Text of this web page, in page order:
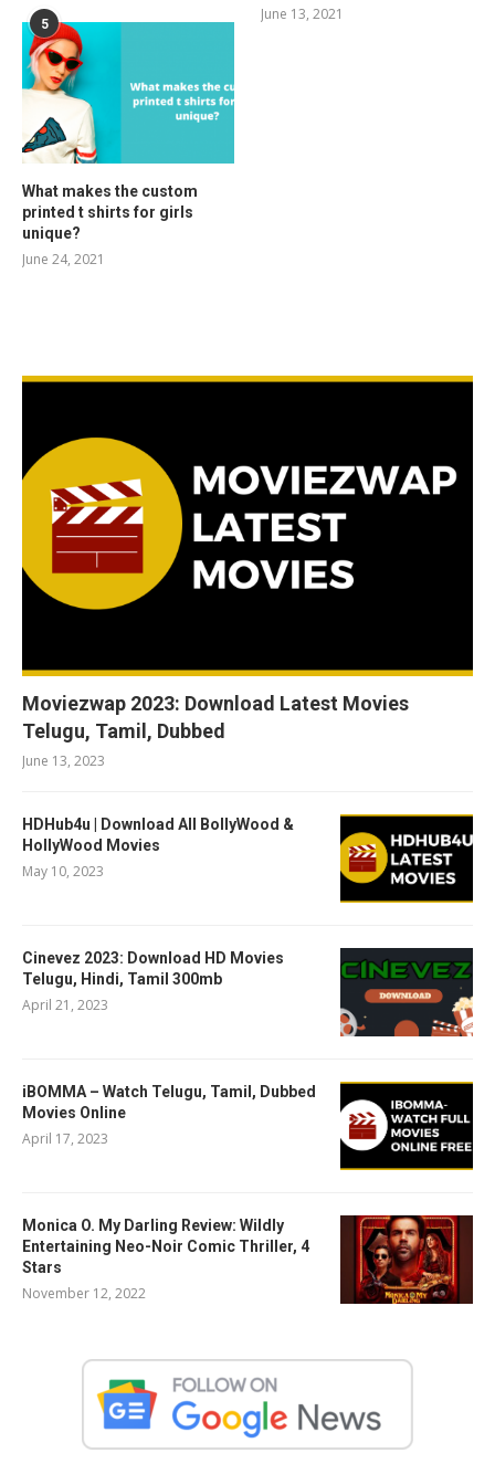
June 13, 2021
5
What makes the custom
printed t shirts for girls
unique?
June 24, 2021
Moviezwap 2023: Download Latest Movies
Telugu, Tamil, Dubbed
June 13, 2023
HDHub4u | Download All BollyWood &
HollyWood Movies
May 10, 2023
Cinevez 2023: Download HD Movies
Telugu, Hindi, Tamil 300mb
April 21, 2023
iBOMMA – Watch Telugu, Tamil, Dubbed
Movies Online
April 17, 2023
Monica O. My Darling Review: Wildly
Entertaining Neo-Noir Comic Thriller, 4
Stars
November 12, 2022